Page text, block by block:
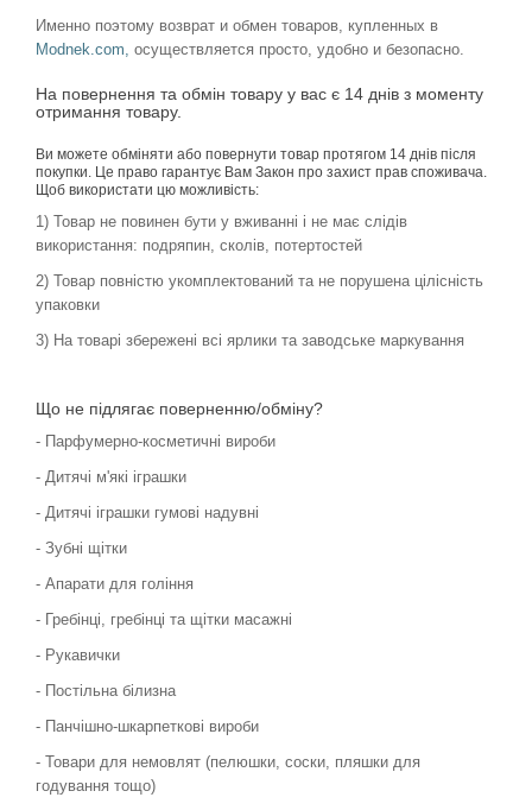
Именно поэтому возврат и обмен товаров, купленных в
Modnek.com, осуществляется просто, удобно и безопасно.
На повернення та обмін товару у вас є 14 днів з моменту
отримання товару.
Ви можете обміняти або повернути товар протягом 14 днів після
покупки. Це право гарантує Вам Закон про захист прав споживача.
Щоб використати цю можливість:
1) Товар не повинен бути у вживанні і не має слідів
використання: подряпин, сколів, потертостей
2) Товар повністю укомплектований та не порушена цілісність
упаковки
3) На товарі збережені всі ярлики та заводське маркування
Що не підлягає поверненню/обміну?
- Парфумерно-косметичні вироби
- Дитячі м'які іграшки
- Дитячі іграшки гумові надувні
- Зубні щітки
- Апарати для гоління
- Гребінці, гребінці та щітки масажні
- Рукавички
- Постільна білизна
- Панчішно-шкарпеткові вироби
- Товари для немовлят (пелюшки, соски, пляшки для
годування тощо)